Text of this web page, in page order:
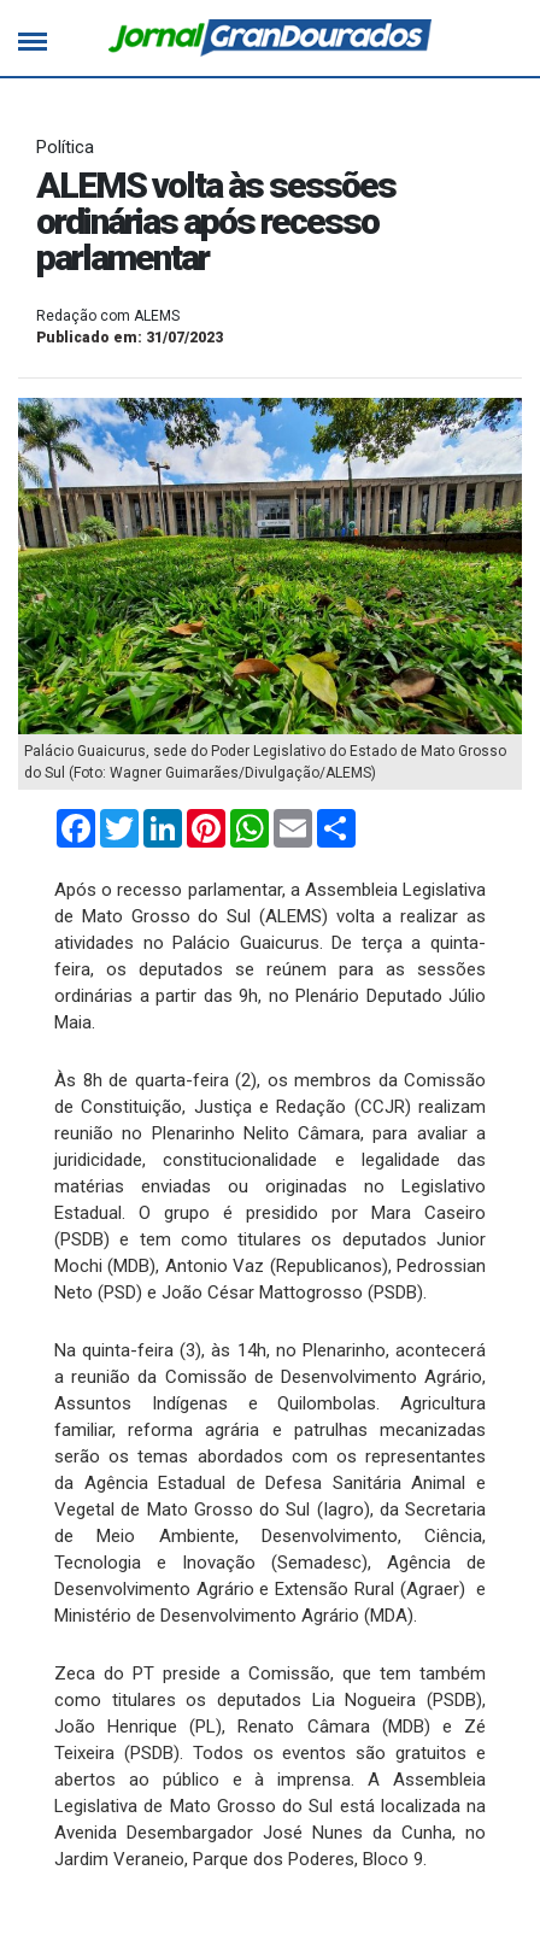
Política
ALEMS volta às sessões
ordinárias após recesso
parlamentar
Redação com ALEMS
Publicado em: 31/07/2023
Palácio Guaicurus, sede do Poder Legislativo do Estado de Mato Grosso
do Sul (Foto: Wagner Guimarães/Divulgação/ALEMS)
FacebookTwitterLinkedInPinterestWhatsApp
Email
Após o recesso parlamentar, a Assembleia Legislativa
de Mato Grosso do Sul (ALEMS) volta a realizar as
atividades no Palácio Guaicurus. De terça a quinta-
feira, os deputados se reúnem para as sessões
ordinárias a partir das 9h, no Plenário Deputado Júlio
Maia.
Às 8h de quarta-feira (2), os membros da Comissão
de Constituição, Justiça e Redação (CCJR) realizam
reunião no Plenarinho Nelito Câmara, para avaliar a
juridicidade, constitucionalidade e legalidade das
matérias enviadas ou originadas no Legislativo
Estadual. O grupo é presidido por Mara Caseiro
(PSDB) e tem como titulares os deputados Junior
Mochi (MDB), Antonio Vaz (Republicanos), Pedrossian
Neto (PSD) e João César Mattogrosso (PSDB).
Na quinta-feira (3), às 14h, no Plenarinho, acontecerá
a reunião da Comissão de Desenvolvimento Agrário,
Assuntos Indígenas e Quilombolas. Agricultura
familiar, reforma agrária e patrulhas mecanizadas
serão os temas abordados com os representantes
da Agência Estadual de Defesa Sanitária Animal e
Vegetal de Mato Grosso do Sul (Iagro), da Secretaria
de Meio Ambiente, Desenvolvimento, Ciência,
Tecnologia e Inovação (Semadesc), Agência de
Desenvolvimento Agrário e Extensão Rural (Agraer) e
Ministério de Desenvolvimento Agrário (MDA).
Zeca do PT preside a Comissão, que tem também
como titulares os deputados Lia Nogueira (PSDB),
João Henrique (PL), Renato Câmara (MDB) e Zé
Teixeira (PSDB). Todos os eventos são gratuitos e
abertos ao público e à imprensa. A Assembleia
Legislativa de Mato Grosso do Sul está localizada na
Avenida Desembargador José Nunes da Cunha, no
Jardim Veraneio, Parque dos Poderes, Bloco 9.